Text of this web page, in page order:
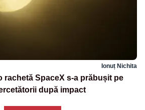
Ionuț Nichita
rachetă SpaceX s-a prăbușit pe
după impact